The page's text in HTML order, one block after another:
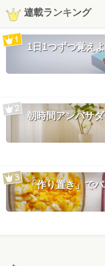
連載ランキング
1日1つずつ覚え
朝時間アンバサ
「作り置き」で